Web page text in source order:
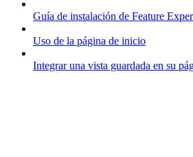
Guía de instalación de Feature
Uso de la página de inicio
Integrar una vista guardada en su